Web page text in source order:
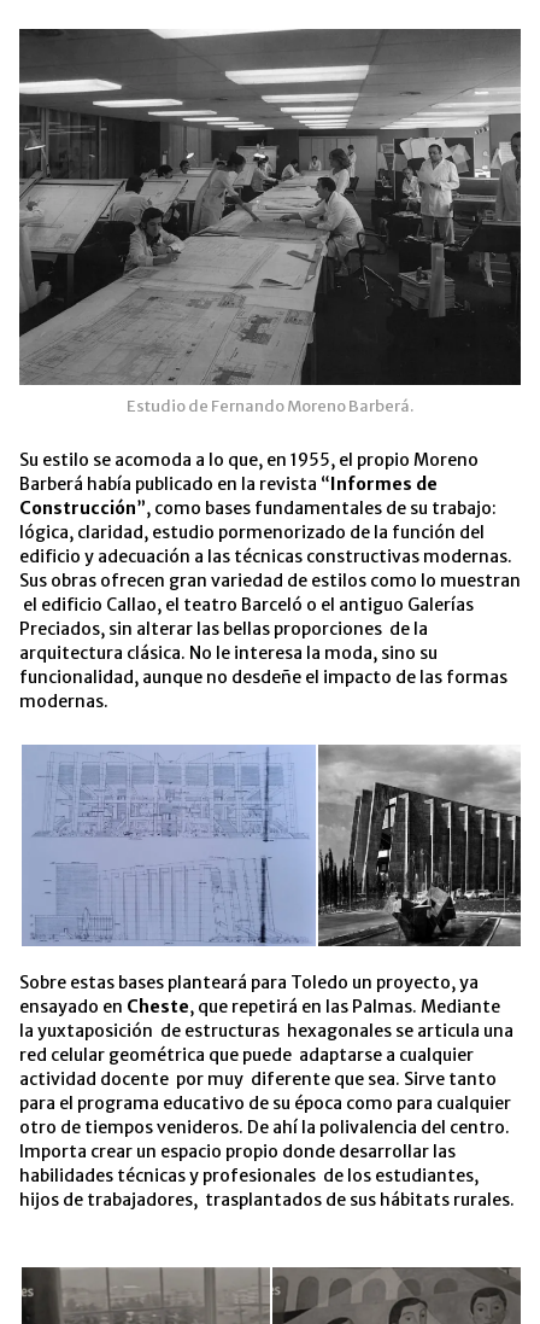
Estudio de Fernando Moreno Barberá.
Su estilo se acomoda a lo que, en 1955, el propio Moreno
Barberá había publicado en la revista “ Informes de
Construcción”, como bases fundamentales de su trabajo:
lógica, claridad, estudio pormenorizado de la función del
edificio y adecuación a las técnicas constructivas modernas.
Sus obras ofrecen gran variedad de estilos como lo muestran
el edificio Callao, el teatro Barceló o el antiguo Galerías
Preciados, sin alterar las bellas proporciones de la
arquitectura clásica. No le interesa la moda, sino su
funcionalidad, aunque no desdeñe el impacto de las formas
modernas.
Sobre estas bases planteará para Toledo un proyecto, ya
ensayado en Cheste, que repetirá en las Palmas. Mediante
la yuxtaposición de estructuras hexagonales se articula una
red celular geométrica que puede adaptarse a cualquier
actividad docente por muy diferente que sea. Sirve tanto
para el programa educativo de su época como para cualquier
otro de tiempos venideros. De ahí la polivalencia del centro.
Importa crear un espacio propio donde desarrollar las
habilidades técnicas y profesionales de los estudiantes,
hijos de trabajadores, trasplantados de sus hábitats rurales.